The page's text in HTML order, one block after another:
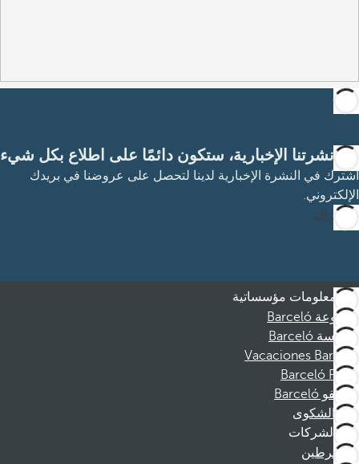
مع نشرتنا الإخبارية، ستكون دائمًا على اطلاع بكل شيء
اشترك في النشرة الإخبارية لدينا لتحصل على عروضنا في بريدك
الإلكتروني.
الاشتراك
معلومات مؤسساتية
مجموعة Barceló
مؤسسة Barceló
Vacaciones Barceló
Barceló Films
موظفو Barceló
قناة الشكوى
الشركات
المنخرطين